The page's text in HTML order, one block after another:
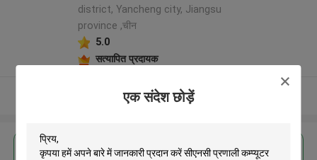
एक संदेश छोड़ें
district, Yancheng city, Jiangsu
province ,चीन
5.0
सत्यापित प्रदायक
और देखो
सबसे उत्तम प्रतिदान प्राप्त करें